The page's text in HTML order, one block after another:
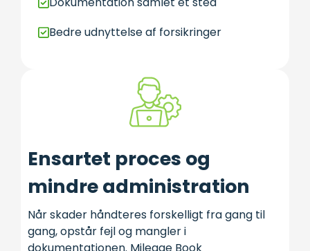
Bedre udnyttelse af forsikringer
Ensartet proces og
mindre administration
Når skader håndteres forskelligt fra gang til
gang, opstår fejl og mangler i